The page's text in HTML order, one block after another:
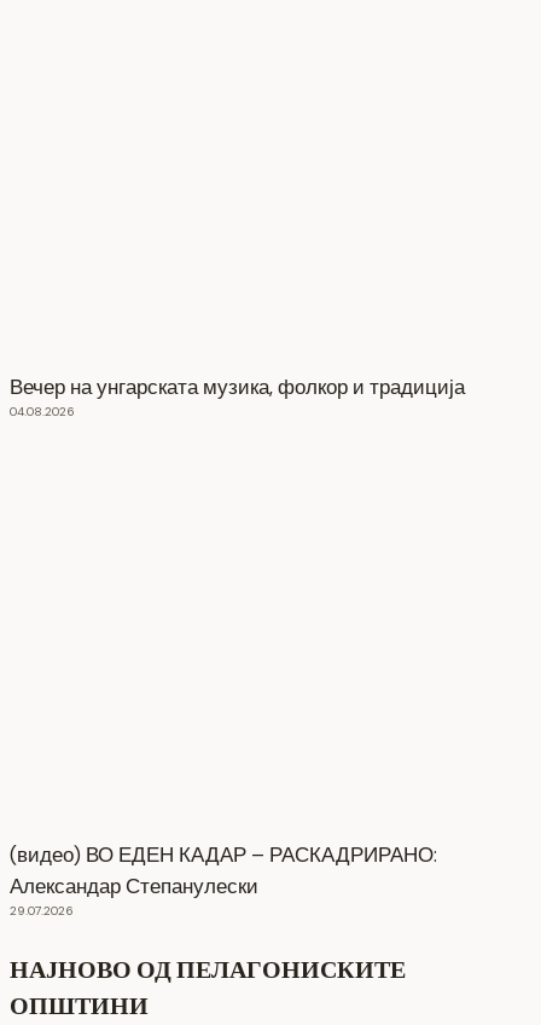
Вечер на унгарската музика, фолкор и традиција
04.08.2026
(видео) ВО ЕДЕН КАДАР – РАСКАДРИРАНО:
Александар Степанулески
29.07.2026
НАЈНОВО ОД ПЕЛАГОНИСКИТЕ
ОПШТИНИ